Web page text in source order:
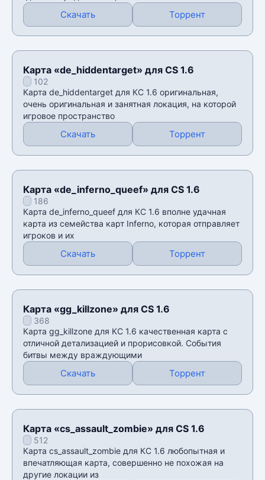
Скачать Торрент
Карта «de_hiddentarget» для CS 1.6
102
Карта de_hiddentarget для КС 1.6 оригинальная,
очень оригинальная и занятная локация, на которой
игровое пространство
Скачать Торрент
Карта «de_inferno_queef» для CS 1.6
186
Карта de_inferno_queef для КС 1.6 вполне удачная
карта из семейства карт Inferno, которая отправляет
игроков и их
Скачать Торрент
Карта «gg_killzone» для CS 1.6
368
Карта gg_killzone для КС 1.6 качественная карта с
отличной детализацией и прорисовкой. События
битвы между враждующими
Скачать Торрент
Карта «cs_assault_zombie» для CS 1.6
512
Карта cs_assault_zombie для КС 1.6 любопытная и
впечатляющая карта, совершенно не похожая на
другие локации из